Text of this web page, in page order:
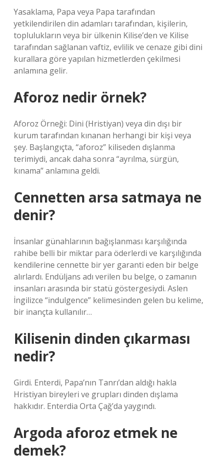
Yasaklama, Papa veya Papa tarafından
yetkilendirilen din adamları tarafından, kişilerin,
toplulukların veya bir ülkenin Kilise’den ve Kilise
tarafından sağlanan vaftiz, evlilik ve cenaze gibi dini
kurallara göre yapılan hizmetlerden çekilmesi
anlamına gelir.
Aforoz nedir örnek?
Aforoz Örneği: Dini (Hristiyan) veya din dışı bir
kurum tarafından kınanan herhangi bir kişi veya
şey. Başlangıçta, “aforoz” kiliseden dışlanma
terimiydi, ancak daha sonra “ayrılma, sürgün,
kınama” anlamına geldi.
Cennetten arsa satmaya ne
denir?
İnsanlar günahlarının bağışlanması karşılığında
rahibe belli bir miktar para öderlerdi ve karşılığında
kendilerine cennette bir yer garanti eden bir belge
alırlardı. Endüljans adı verilen bu belge, o zamanın
insanları arasında bir statü göstergesiydi. Aslen
İngilizce “indulgence” kelimesinden gelen bu kelime,
bir inançta kullanılır…
Kilisenin dinden çıkarması
nedir?
Girdi. Enterdi, Papa’nın Tanrı’dan aldığı hakla
Hristiyan bireyleri ve grupları dinden dışlama
hakkıdır. Enterdia Orta Çağ’da yaygındı.
Argoda aforoz etmek ne
demek?